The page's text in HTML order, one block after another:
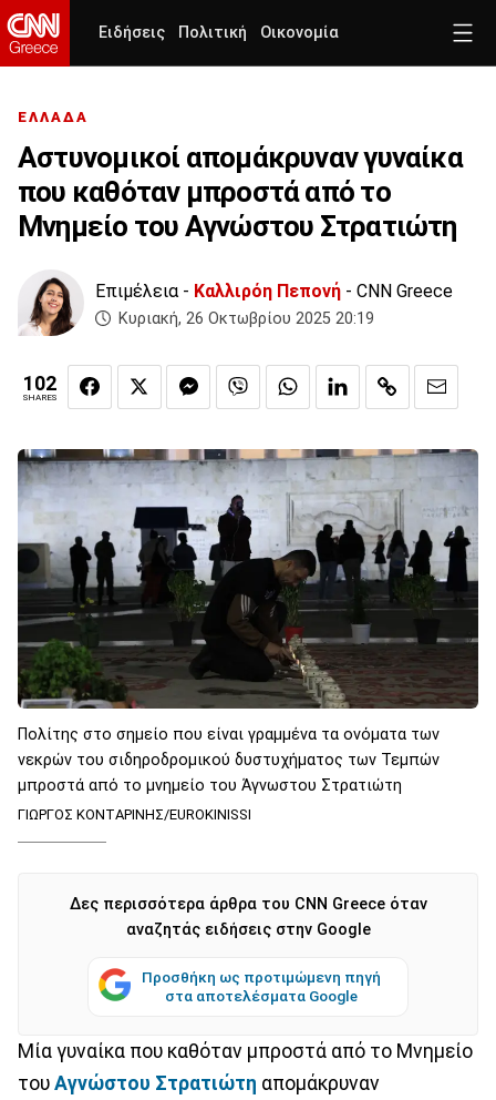
Ειδήσεις Πολιτική Οικονομία
ΕΛΛΑΔΑ
Αστυνομικοί απομάκρυναν γυναίκα
που καθόταν μπροστά από το
Μνημείο του Αγνώστου Στρατιώτη
Επιμέλεια - Καλλιρόη Πεπονή - CNN Greece
Κυριακή, 26 Οκτωβρίου 2025 20:19
102
SHARES
Πολίτης στο σημείο που είναι γραμμένα τα ονόματα των
νεκρών του σιδηροδρομικού δυστυχήματος των Τεμπών
μπροστά από το μνημείο του Άγνωστου Στρατιώτη
ΓΙΩΡΓΟΣ ΚΟΝΤΑΡΙΝΗΣ/EUROKINISSI
Δες περισσότερα άρθρα του CNN Greece όταν
αναζητάς ειδήσεις στην Google
Προσθήκη ως προτιμώμενη πηγή
στα αποτελέσματα Google
Μία γυναίκα που καθόταν μπροστά από το Μνημείο
του Αγνώστου Στρατιώτη απομάκρυναν